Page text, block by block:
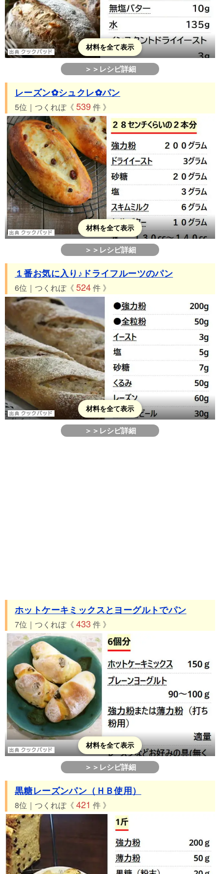
材料を全て表示
＞＞レシピ詳細
レーズン✿シュクレ✿パン
5位｜つくれぽ《 539 件 》
材料を全て表示
＞＞レシピ詳細
１番お気に入り♪ドライフルーツのパン
6位｜つくれぽ《 524件 》
材料を全て表示
＞＞レシピ詳細
ホットケーキミックスとヨーグルトでパン
7位｜つくれぽ《 433 件 》
材料を全て表示
＞＞レシピ詳細
黒糖レーズンパン（ＨＢ使用）
8位｜つくれぽ《 421 件 》